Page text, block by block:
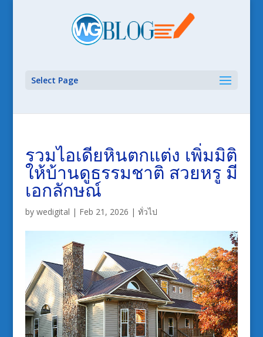
Select Page
รวมไอเดียหินตกแต่ง เพิ่มมิติ
ให้บ้านดูธรรมชาติ สวยหรู มี
เอกลักษณ์
by wedigital | Feb 21, 2026 | ทั่วไป